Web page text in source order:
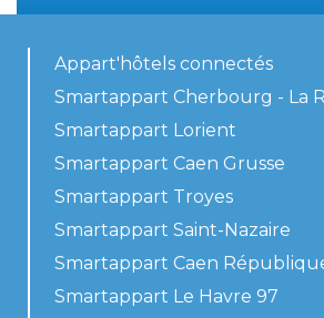
Appart'hôtels connectés
Smartappart Cherbourg - La
Smartappart Lorient
Smartappart Caen Grusse
Smartappart Troyes
Smartappart Saint-Nazaire
Smartappart Caen
Smartappart Le Havre 97